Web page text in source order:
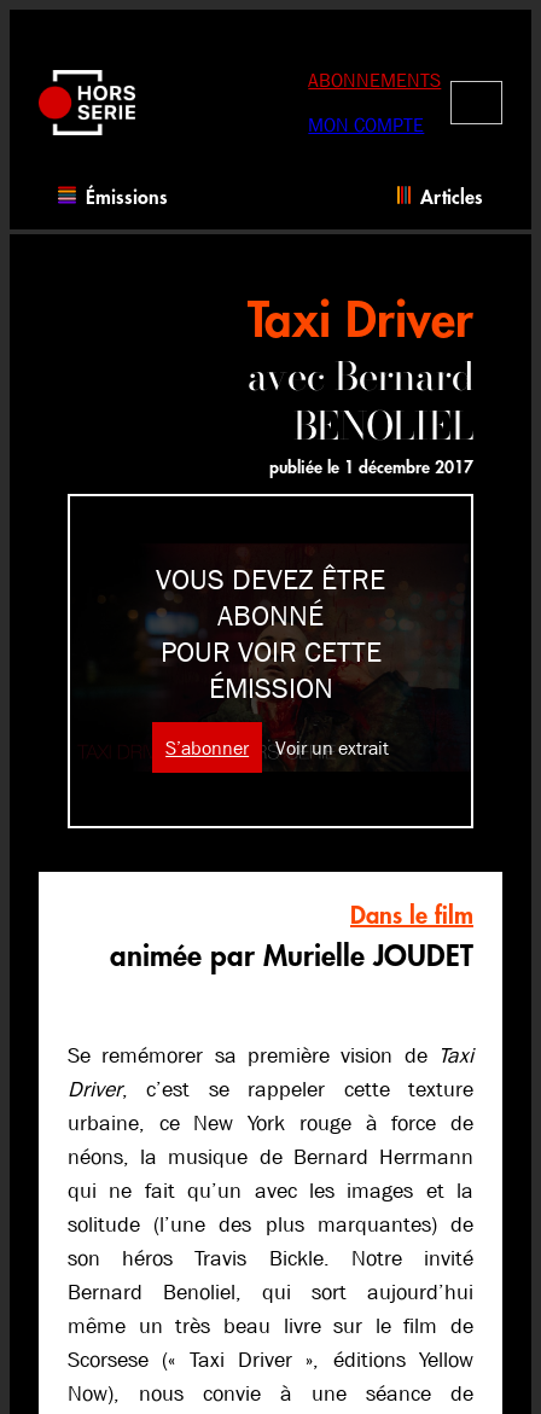
contenu
ABONNEMENTS
MON COMPTE
Émissions Articles
Taxi Driver
avec Bernard
BENOLIEL
publiée le 1 décembre 2017
VOUS DEVEZ ÊTRE
ABONNÉ
POUR VOIR CETTE
ÉMISSION
S’abonner Voir un extrait
Dans le film
animée par Murielle JOUDET
Se remémorer sa première vision de Taxi
Driver, c’est se rappeler cette texture
urbaine, ce New York rouge à force de
néons, la musique de Bernard Herrmann
qui ne fait qu’un avec les images et la
solitude (l’une des plus marquantes) de
son héros Travis Bickle. Notre invité
Bernard Benoliel, qui sort aujourd’hui
même un très beau livre sur le film de
Scorsese (« Taxi Driver », éditions Yellow
Now), nous convie à une séance de